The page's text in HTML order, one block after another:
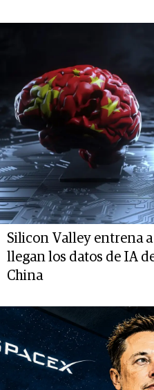
Silicon Valley entrena
llegan los datos de IA
China